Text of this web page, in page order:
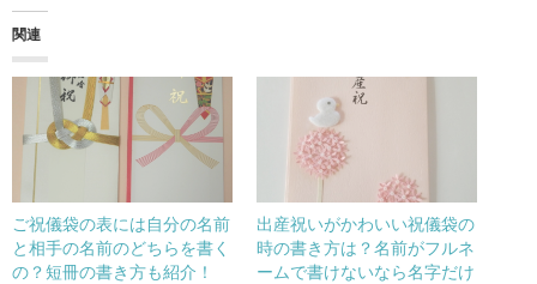
関連
ご祝儀袋の表には自分の名前
と相手の名前のどちらを書く
の？短冊の書き方も紹介！
出産祝いがかわいい祝儀袋の
時の書き方は？名前がフルネ
ームで書けないなら名字だけ